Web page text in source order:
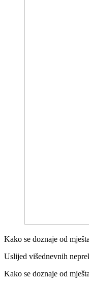
Kako se doznaje od
Uslijed višednevnih
Kako se doznaje od